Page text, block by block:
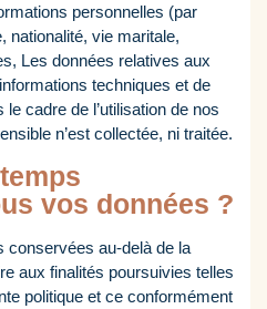
personnelles (par
nationalité, vie maritale,
Les données relatives aux
techniques et de
cadre de l’utilisation de nos
n’est collectée, ni traitée.
vos données ?
conservées au-delà de la
aux finalités poursuivies telles
politique et ce conformément